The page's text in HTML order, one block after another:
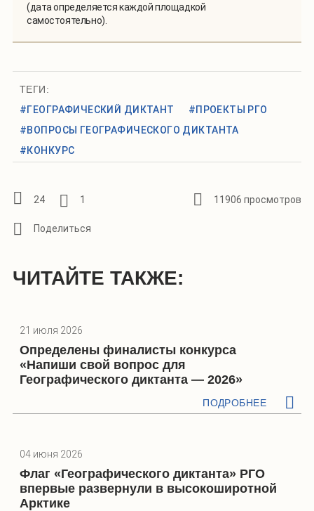
(дата определяется каждой площадкой
самостоятельно).
ТЕГИ:
#ГЕОГРАФИЧЕСКИЙ ДИКТАНТ
#ПРОЕКТЫ РГО
#ВОПРОСЫ ГЕОГРАФИЧЕСКОГО ДИКТАНТА
#КОНКУРС
24 1 11906 просмотров
ЧИТАЙТЕ ТАКЖЕ:
21 июля 2026
Определены финалисты конкурса
«Напиши свой вопрос для
Географического диктанта — 2026»
ПОДРОБНЕЕ
04 июня 2026
Флаг «Географического диктанта» РГО
впервые развернули в высокоширотной
Арктике